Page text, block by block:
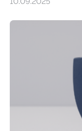
sich CAVECORE –
koordiniert wird.
über einen
Promovierende im
kognitiven
die mittels
Informationen